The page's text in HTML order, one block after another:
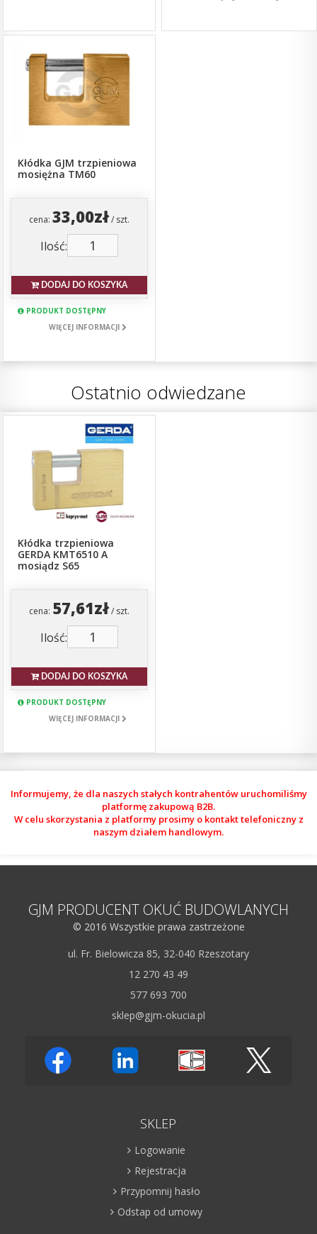
Kłódka GJM trzpieniowa
mosiężna TM60
cena: 33,00zł/ szt.
Ilość:
DODAJ DO KOSZYKA
PRODUKT DOSTĘPNY
WIĘCEJ INFORMACJI
Ostatnio odwiedzane
Kłódka trzpieniowa
GERDA KMT6510 A
mosiądz S65
cena: 57,61zł/ szt.
Ilość:
DODAJ DO KOSZYKA
PRODUKT DOSTĘPNY
WIĘCEJ INFORMACJI
Informujemy, że dla naszych stałych kontrahentów uruchomiliśmy
platformę zakupową B2B.
W celu skorzystania z platformy prosimy o kontakt telefoniczny z
naszym działem handlowym.
GJM PRODUCENT OKUĆ BUDOWLANYCH
© 2016 Wszystkie prawa zastrzeżone
ul. Fr. Bielowicza 85, 32-040 Rzeszotary
12 270 43 49
577 693 700
sklep@gjm-okucia.pl
SKLEP
Logowanie
Rejestracja
Przypomnij hasło
Odstap od umowy